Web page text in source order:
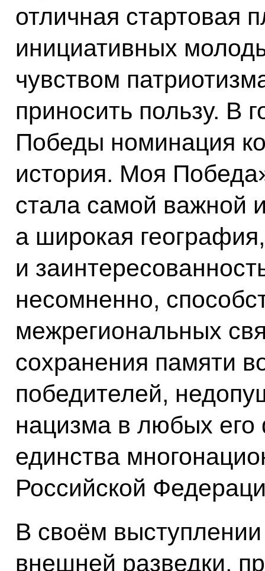
отличная стартовая
инициативных
чувством
приносить пользу. В
Победы номинация
история. Моя
стала самой важной
а широкая
и
несомненно,
межрегиональных
сохранения памяти
победителей,
нацизма в любых
единства
Российской
В своём
внешней разведки,